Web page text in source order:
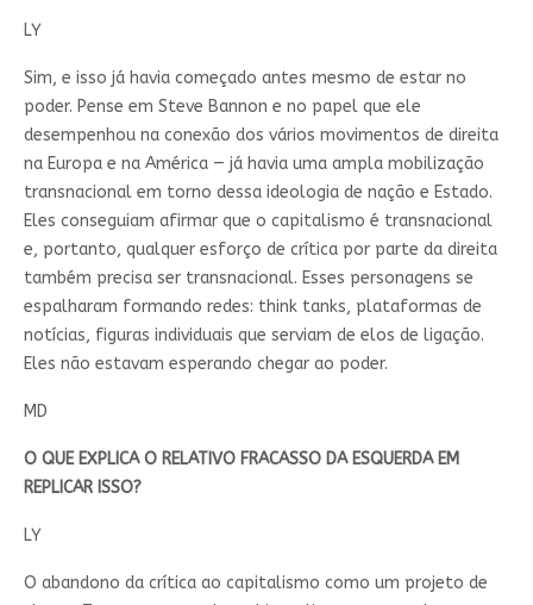
LY
Sim, e isso já havia começado antes mesmo de estar no
poder. Pense em Steve Bannon e no papel que ele
desempenhou na conexão dos vários movimentos de direita
na Europa e na América — já havia uma ampla mobilização
transnacional em torno dessa ideologia de nação e Estado.
Eles conseguiam afirmar que o capitalismo é transnacional
e, portanto, qualquer esforço de crítica por parte da direita
também precisa ser transnacional. Esses personagens se
espalharam formando redes: think tanks, plataformas de
notícias, figuras individuais que serviam de elos de ligação.
Eles não estavam esperando chegar ao poder.
MD
O QUE EXPLICA O RELATIVO FRACASSO DA ESQUERDA EM
REPLICAR ISSO?
LY
O abandono da crítica ao capitalismo como um projeto de